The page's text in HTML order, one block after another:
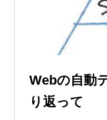
Webの自動
り返って